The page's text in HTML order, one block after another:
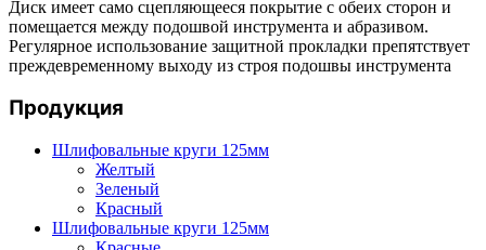
Диск имеет само сцепляющееся покрытие с обеих сторон и
помещается между подошвой инструмента и абразивом.
Регулярное использование защитной прокладки препятствует
преждевременному выходу из строя подошвы инструмента
Продукция
Шлифовальные круги 125мм
Желтый
Зеленый
Красный
Шлифовальные круги 125мм